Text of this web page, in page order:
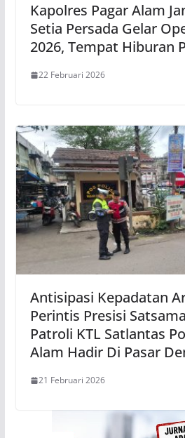
Kapolres Pagar Alam
Setia Persada Gelar
2026, Tempat Hiburan
22 Februari 2026
Antisipasi Kepadatan
Perintis Presisi
Patroli KTL Satlantas
Alam Hadir Di Pasar
21 Februari 2026